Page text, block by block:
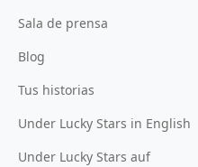
Sala de prensa
Blog
Tus historias
Under Lucky Stars in English
Under Lucky Stars auf